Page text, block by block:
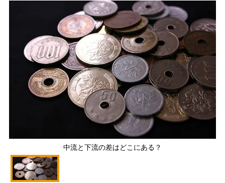
中流と下流の差はどこにある？